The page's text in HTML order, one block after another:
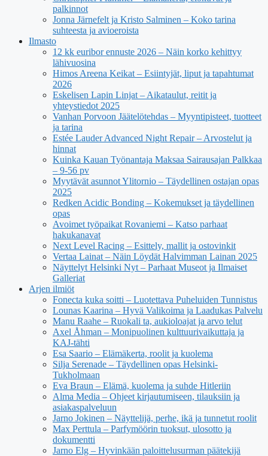
palkinnot
Jonna Järnefelt ja Kristo Salminen – Koko tarina
suhteesta ja avioeroista
Ilmasto
12 kk euribor ennuste 2026 – Näin korko kehittyy
lähivuosina
Himos Areena Keikat – Esiintyjät, liput ja tapahtumat
2026
Eskelisen Lapin Linjat – Aikataulut, reitit ja
yhteystiedot 2025
Vanhan Porvoon Jäätelötehdas – Myyntipisteet, tuotteet
ja tarina
Estée Lauder Advanced Night Repair – Arvostelut ja
hinnat
Kuinka Kauan Työnantaja Maksaa Sairausajan Palkkaa
– 9-56 pv
Myytävät asunnot Ylitornio – Täydellinen ostajan opas
2025
Redken Acidic Bonding – Kokemukset ja täydellinen
opas
Avoimet työpaikat Rovaniemi – Katso parhaat
hakukanavat
Next Level Racing – Esittely, mallit ja ostovinkit
Vertaa Lainat – Näin Löydät Halvimman Lainan 2025
Näyttelyt Helsinki Nyt – Parhaat Museot ja Ilmaiset
Galleriat
Arjen ilmiöt
Fonecta kuka soitti – Luotettava Puheluiden Tunnistus
Lounas Kaarina – Hyvä Valikoima ja Laadukas Palvelu
Manu Raahe – Ruokali ta, aukioloajat ja arvo telut
Axel Åhman – Monipuolinen kulttuurivaikuttaja ja
KAJ-tähti
Esa Saario – Elämäkerta, roolit ja kuolema
Silja Serenade – Täydellinen opas Helsinki-
Tukholmaan
Eva Braun – Elämä, kuolema ja suhde Hitleriin
Alma Media – Ohjeet kirjautumiseen, tilauksiin ja
asiakaspalveluun
Jarno Jokinen – Näyttelijä, perhe, ikä ja tunnetut roolit
Max Perttula – Parfymöörin tuoksut, ulosotto ja
dokumentti
Jarno Elg – Hyvinkään paloittelusurman päätekijä